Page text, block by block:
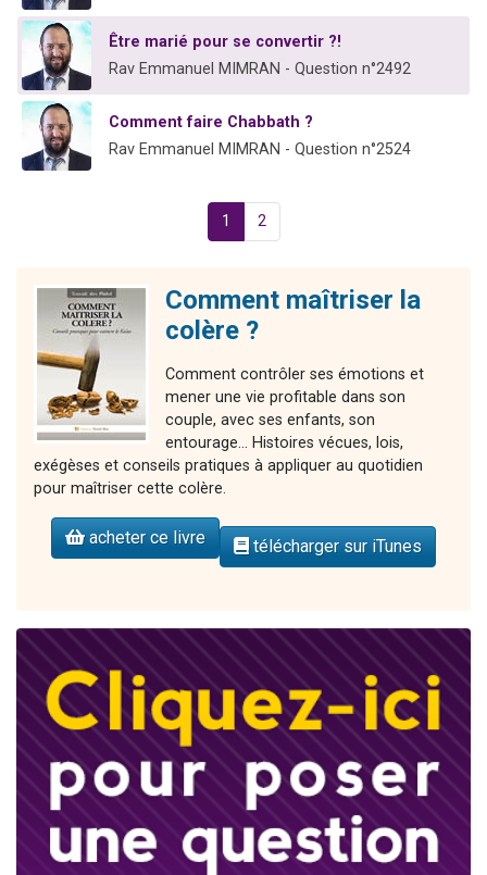
Être marié pour se convertir ?!
Rav Emmanuel MIMRAN - Question n°2492
Comment faire Chabbath ?
Rav Emmanuel MIMRAN - Question n°2524
1 2
Comment maîtriser la
colère ?
Comment contrôler ses émotions et
mener une vie profitable dans son
couple, avec ses enfants, son
entourage... Histoires vécues, lois,
exégèses et conseils pratiques à appliquer au quotidien
pour maîtriser cette colère.
acheter ce livre télécharger sur iTunes